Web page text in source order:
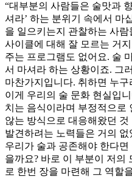
“대부분의 사람들은 술맛과
셔라’ 하는 분위기 속에서 마
을 일으키는지 관찰하는 사
사이클에 대해 잘 모르는 거
주는 프로그램도 없어요. 술
서 마셔라 하는 상황이죠. 그
마찬가지입니다. 취하면 누
이게 우리의 술 문화 현실입
치는 음식이라며 부정적으로
않는 방식으로 대응해왔던
발견하려는 노력들은 거의
우리가 술과 공존해야 한다
을까요? 바로 이 부분이 저의
로 한번 장을 마련해 그 역할